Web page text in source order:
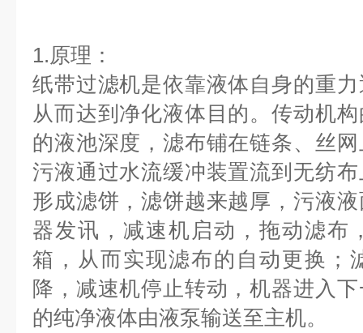
1.原理：
纸带过滤机是依靠液体自身的重
从而达到净化液体目的。传动机
的液池深度，滤布铺在链条、丝
污液通过水流缓冲装置流到无纺
形成滤饼，滤饼越来越厚，污液
器发讯，减速机启动，拖动滤布
箱，从而实现滤布的自动更换；
降，减速机停止转动，机器进入
的纯净液体由液泵输送至主机。